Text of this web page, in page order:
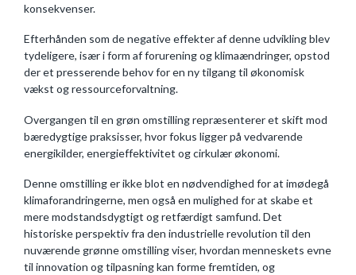
konsekvenser.
Efterhånden som de negative effekter af denne udvikling blev
tydeligere, især i form af forurening og klimaændringer, opstod
der et presserende behov for en ny tilgang til økonomisk
vækst og ressourceforvaltning.
Overgangen til en grøn omstilling repræsenterer et skift mod
bæredygtige praksisser, hvor fokus ligger på vedvarende
energikilder, energieffektivitet og cirkulær økonomi.
Denne omstilling er ikke blot en nødvendighed for at imødegå
klimaforandringerne, men også en mulighed for at skabe et
mere modstandsdygtigt og retfærdigt samfund. Det
historiske perspektiv fra den industrielle revolution til den
nuværende grønne omstilling viser, hvordan menneskets evne
til innovation og tilpasning kan forme fremtiden, og